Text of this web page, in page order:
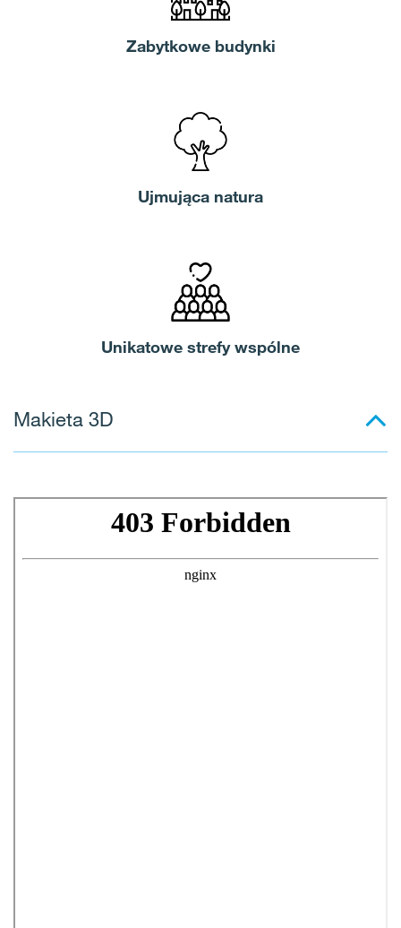
Zabytkowe budynki
Ujmująca natura
Unikatowe strefy wspólne
Makieta 3D